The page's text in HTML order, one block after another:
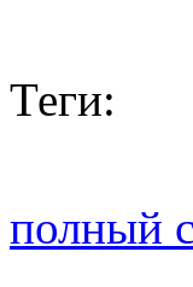
Теги:
полный